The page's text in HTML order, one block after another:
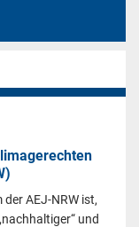
AEJ-NRW ist,
und